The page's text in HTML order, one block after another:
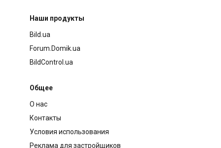
Наши продукты
Bild.ua
Forum.Domik.ua
BildControl.ua
Общее
О нас
Контакты
Условия использования
Реклама для застройщиков